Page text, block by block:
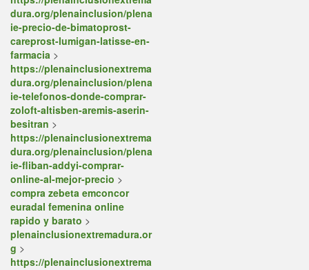
dura.org/plenainclusion/plena
ie-precio-de-bimatoprost-
careprost-lumigan-latisse-en-
farmacia >
https://plenainclusionextrema
dura.org/plenainclusion/plena
ie-telefonos-donde-comprar-
zoloft-altisben-aremis-aserin-
besitran >
https://plenainclusionextrema
dura.org/plenainclusion/plena
ie-fliban-addyi-comprar-
online-al-mejor-precio >
compra zebeta emconcor
euradal femenina online
rapido y barato >
plenainclusionextremadura.or
g >
https://plenainclusionextrema